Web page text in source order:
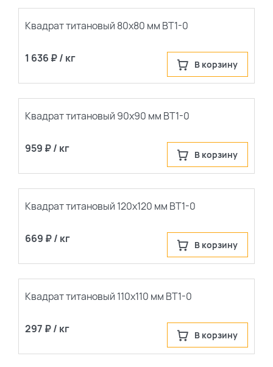
Квадрат титановый 80х80 мм ВТ1-0
1 636 ₽ / кг В корзину
Квадрат титановый 90х90 мм ВТ1-0
959 ₽ / кг В корзину
Квадрат титановый 120х120 мм ВТ1-0
669 ₽ / кг В корзину
Квадрат титановый 110х110 мм ВТ1-0
297 ₽ / кг В корзину